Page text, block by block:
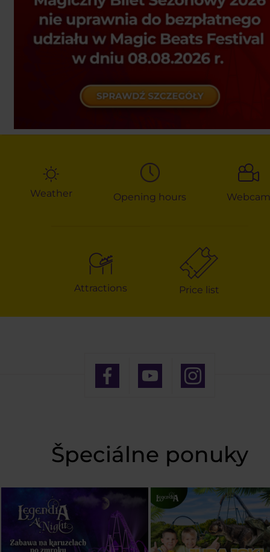
Weather Opening hours Webcam
Attractions Price list
Špeciálne ponuky